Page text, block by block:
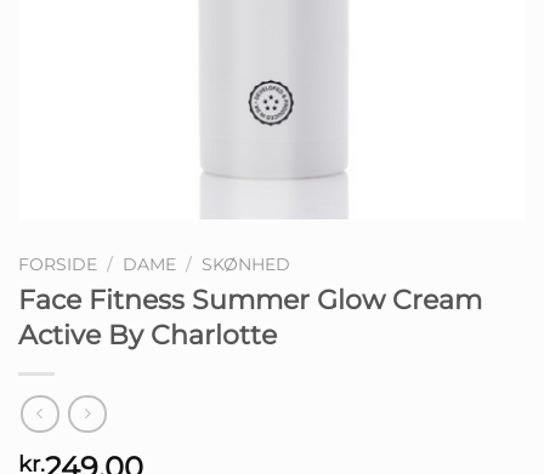
FORSIDE / DAME / SKØNHED
Face Fitness Summer Glow Cream
Active By Charlotte
kr.